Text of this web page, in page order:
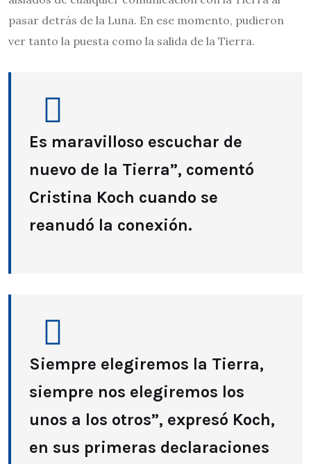
pasar detrás de la Luna. En ese momento, pudieron
ver tanto la puesta como la salida de la Tierra.
Es maravilloso escuchar de
nuevo de la Tierra”, comentó
Cristina Koch cuando se
reanudó la conexión.
Siempre elegiremos la Tierra,
siempre nos elegiremos los
unos a los otros”, expresó Koch,
en sus primeras declaraciones